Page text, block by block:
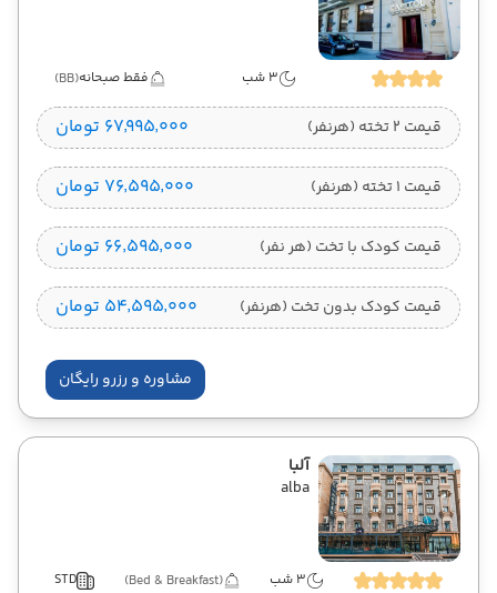
3 شب فقط صبحانه(BB)
قیمت 2 تخته (هرنفر) ۶۷٬۹۹۵٬۰۰۰ تومان
قیمت 1 تخته (هرنفر) ۷۶٬۵۹۵٬۰۰۰ تومان
قیمت کودک با تخت (هر نفر) ۶۶٬۵۹۵٬۰۰۰ تومان
قیمت کودک بدون تخت (هرنفر) ۵۴٬۵۹۵٬۰۰۰ تومان
مشاوره و رزرو رایگان
آلبا
alba
3 شب (Bed & Breakfast)
STD